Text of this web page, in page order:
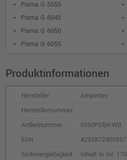
Pixma G 5055
Pixma G 6045
Pixma G 6050
Pixma G 6055
Produktinformationen
Hersteller
Ampertec
Herstellernummer
Artikelnummer
GI50PGBK-WB
EAN
4255872400557
Seitenergiebigkeit
Inhalt in ml: 170